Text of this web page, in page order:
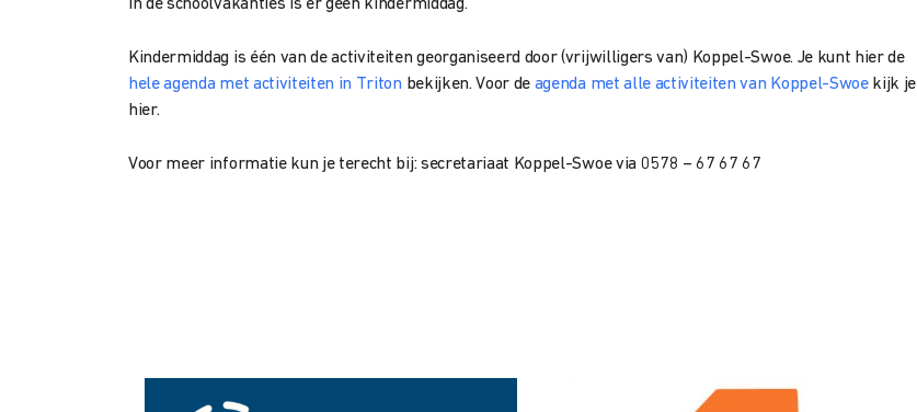
In de schoolvakanties is er geen kindermiddag.
Kindermiddag is één van de activiteiten georganiseerd door (vrijwilligers van) Koppel-Swoe. Je kunt hier de
hele agenda met activiteiten in Triton bekijken. Voor de agenda met alle activiteiten van Koppel-Swoekijk je
hier.
Voor meer informatie kun je terecht bij: secretariaat Koppel-Swoe via 0578 – 67 67 67